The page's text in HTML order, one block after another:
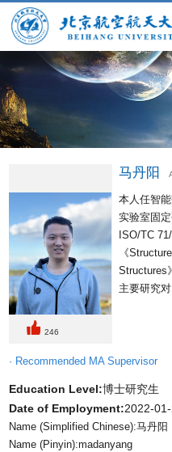
246
马丹阳
本人任智
实验室固
ISO/TC
《
Structures
主要研
· Recommended MA Supervisor
Education Level:博士研究生
Date of Employment:2022-
Name (Simplified Chinese):马丹阳
Name (Pinyin):madanyang